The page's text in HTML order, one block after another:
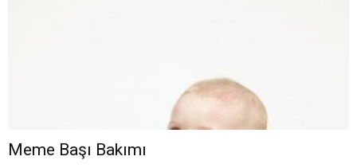
Meme Başı Bakımı